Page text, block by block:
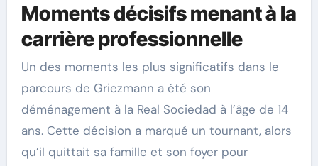
Moments décisifs menant à la
carrière professionnelle
Un des moments les plus significatifs dans le
parcours de Griezmann a été son
déménagement à la Real Sociedad à l’âge de 14
ans. Cette décision a marqué un tournant, alors
qu’il quittait sa famille et son foyer pour